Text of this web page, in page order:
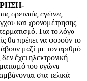
ορεινούς αγώνες
και χρονομέτρησης
Για το λόγο
θα πρέπει να φορούν το
μαζί με τον αριθμό
έχει ηλεκτρονική
του αγώνα
στα τελικά